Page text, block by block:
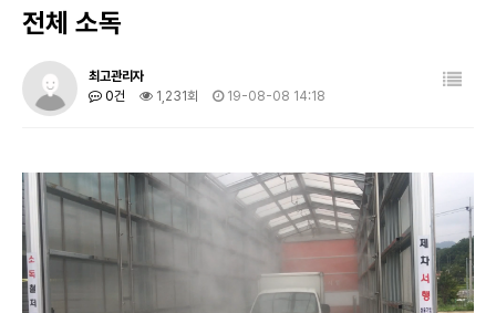
전체 소독
최고관리자
0건
1,231회 19-08-08 14:18